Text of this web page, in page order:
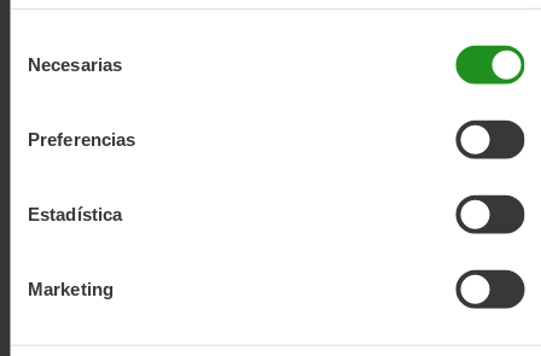
Necesarias
Preferencias
Estadística
Marketing